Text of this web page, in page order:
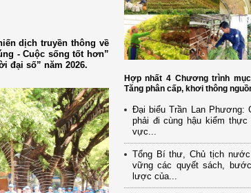
dịch truyền thông về
- Cuộc sống tốt hơn”
đại số” năm 2026.
Hợp nhất 4 Chương trình
Tăng phân cấp, khơi thông
Đại biểu Trần Lan Phương:
phải đi cùng hậu kiểm thực
vực...
Tổng Bí thư, Chủ tịch
vững các quyết sách,
lược của...